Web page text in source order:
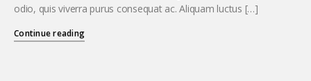
odio, quis viverra purus consequat ac. Aliquam luctus […]
Continue reading